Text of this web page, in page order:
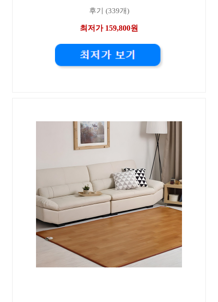
후기 (339개)
최저가 159,800원